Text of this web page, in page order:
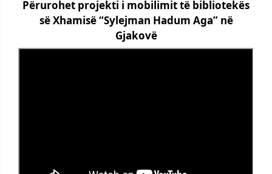
Përurohet projekti i mobilimit të bibliotekës
së Xhamisë “Sylejman Hadum Aga” në
Gjakovë